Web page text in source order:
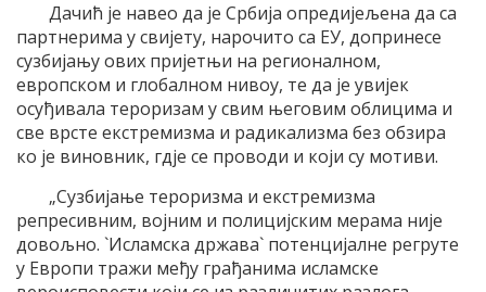
Дачић је навео да је Србија опредијељена да са
партнерима у свијету, нарочито са ЕУ, допринесе
сузбијању ових пријетњи на регионалном,
европском и глобалном нивоу, те да је увијек
осуђивала тероризам у свим његовим облицима и
све врсте екстремизма и радикализма без обзира
ко је виновник, гдје се проводи и који су мотиви.
„Сузбијање тероризма и екстремизма
репресивним, војним и полицијским мерама није
довољно. `Исламска држава` потенцијалне регруте
у Европи тражи међу грађанима исламске